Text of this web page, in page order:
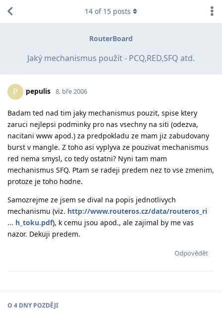
RouterBoard
Jaký mechanismus použít - PCQ,RED,SFQ atd.
14 of 15 posts
P pepulis 8. bře 2006
Badam ted nad tim jaky mechanismus pouzit, spise ktery
zaruci nejlepsi podminky pro nas vsechny na siti (odezva,
nacitani www apod.) za predpokladu ze mam jiz zabudovany
burst v mangle. Z toho asi vyplyva ze pouzivat mechanismus
red nema smysl, co tedy ostatni? Nyni tam mam
mechanismus SFQ. Ptam se radeji predem nez to vse zmenim,
protoze je toho hodne.
Samozrejme ze jsem se dival na popis jednotlivych
mechanismu (viz. http://www.routeros.cz/data/routeros_ri
... h_toku.pdf), k cemu jsou apod., ale zajimal by me vas
nazor. Dekuji predem.
Odpovědět
O 4 DNYPOZDĚJI